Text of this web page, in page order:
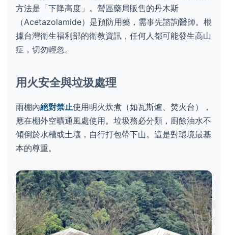
方法是「下降高度」。營區藥局販售的丹木斯
（Acetazolamide）是預防用藥，需事先諮詢醫師。根
據台灣衛生福利部的衛教資訊，任何人都可能發生高山
症，切勿輕忽。
用火安全與垃圾處理
雨棚內絕對禁止使用明火炊煮（如瓦斯爐、焚火台），
應在棚外空曠通風處使用。垃圾務必分類，廚餘油水不
傾倒於水槽或土壤，自行打包帶下山。這是對環境最基
本的尊重。